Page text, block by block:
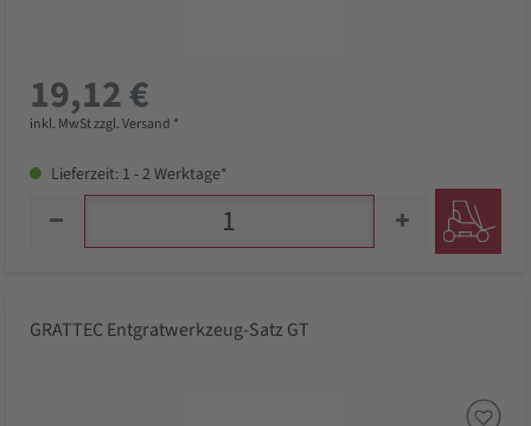
19,12 €
inkl. MwSt zzgl. Versand *
Lieferzeit: 1 - 2 Werktage*
GRATTEC Entgratwerkzeug-Satz GT